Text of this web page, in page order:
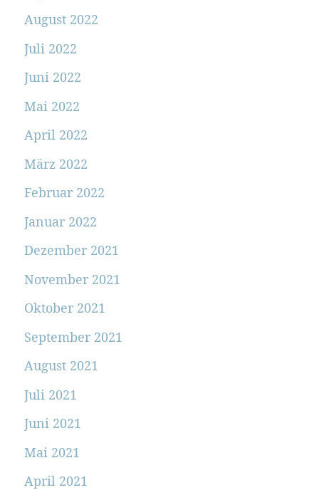
August 2022
Juli 2022
Juni 2022
Mai 2022
April 2022
März 2022
Februar 2022
Januar 2022
Dezember 2021
November 2021
Oktober 2021
September 2021
August 2021
Juli 2021
Juni 2021
Mai 2021
April 2021